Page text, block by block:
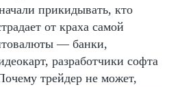
прикидывать, кто
от краха самой
— банки,
разработчики софта
трейдер не может,